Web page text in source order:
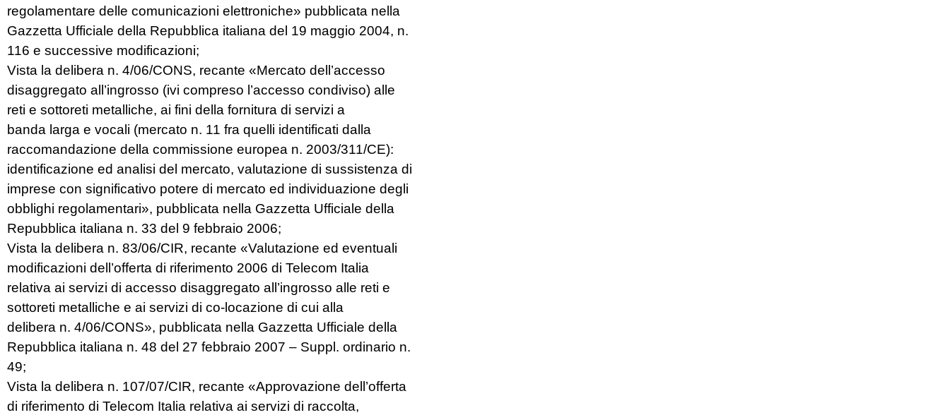
regolamentare delle comunicazioni elettroniche» pubblicata nella
Gazzetta Ufficiale della Repubblica italiana del 19 maggio 2004, n.
116 e successive modificazioni;
Vista la delibera n. 4/06/CONS, recante «Mercato dell’accesso
disaggregato all’ingrosso (ivi compreso l’accesso condiviso) alle
reti e sottoreti metalliche, ai fini della fornitura di servizi a
banda larga e vocali (mercato n. 11 fra quelli identificati dalla
raccomandazione della commissione europea n. 2003/311/CE):
identificazione ed analisi del mercato, valutazione di sussistenza di
imprese con significativo potere di mercato ed individuazione degli
obblighi regolamentari», pubblicata nella Gazzetta Ufficiale della
Repubblica italiana n. 33 del 9 febbraio 2006;
Vista la delibera n. 83/06/CIR, recante «Valutazione ed eventuali
modificazioni dell’offerta di riferimento 2006 di Telecom Italia
relativa ai servizi di accesso disaggregato all’ingrosso alle reti e
sottoreti metalliche e ai servizi di co-locazione di cui alla
delibera n. 4/06/CONS», pubblicata nella Gazzetta Ufficiale della
Repubblica italiana n. 48 del 27 febbraio 2007 – Suppl. ordinario n.
49;
Vista la delibera n. 107/07/CIR, recante «Approvazione dell’offerta
di riferimento di Telecom Italia relativa ai servizi di raccolta,